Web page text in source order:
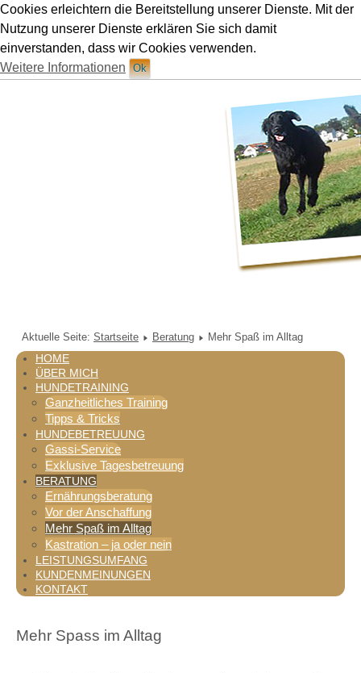
Cookies erleichtern die Bereitstellung unserer Dienste. Mit der
Nutzung unserer Dienste erklären Sie sich damit
einverstanden, dass wir Cookies verwenden.
Weitere Informationen
Ok
Hundetraining Ruetten in München
Aktuelle Seite: Startseite Beratung Mehr Spaß im Alltag
HOME
ÜBER MICH
HUNDETRAINING
Ganzheitliches Training
Tipps & Tricks
HUNDEBETREUUNG
Gassi-Service
Exklusive Tagesbetreuung
BERATUNG
Ernährungsberatung
Vor der Anschaffung
Mehr Spaß im Alltag
Kastration – ja oder nein
LEISTUNGSUMFANG
KUNDENMEINUNGEN
KONTAKT
Mehr Spass im Alltag